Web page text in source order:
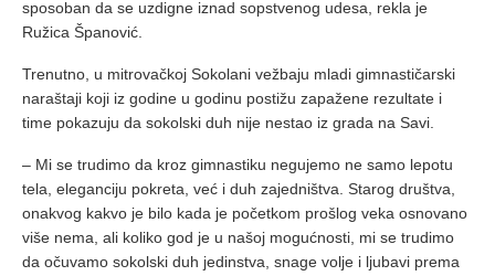
sposoban da se uzdigne iznad sopstvenog udesa, rekla je
Ružica Španović.
Trenutno, u mitrovačkoj Sokolani vežbaju mladi gimnastičarski
naraštaji koji iz godine u godinu postižu zapažene rezultate i
time pokazuju da sokolski duh nije nestao iz grada na Savi.
– Mi se trudimo da kroz gimnastiku negujemo ne samo lepotu
tela, eleganciju pokreta, već i duh zajedništva. Starog društva,
onakvog kakvo je bilo kada je početkom prošlog veka osnovano
više nema, ali koliko god je u našoj mogućnosti, mi se trudimo
da očuvamo sokolski duh jedinstva, snage volje i ljubavi prema